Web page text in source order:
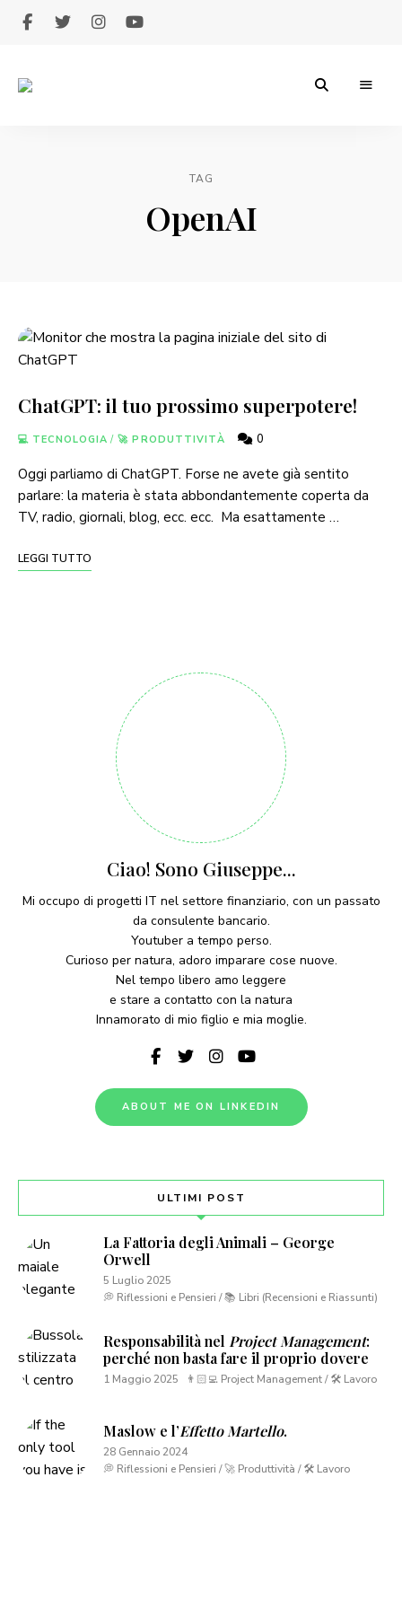
TAG
OpenAI
ChatGPT: il tuo prossimo superpotere!
💻 TECNOLOGIA / 🚀 PRODUTTIVITÀ 0
Oggi parliamo di ChatGPT. Forse ne avete già sentito
parlare: la materia è stata abbondantemente coperta da
TV, radio, giornali, blog, ecc. ecc. Ma esattamente …
LEGGI TUTTO
Ciao! Sono Giuseppe...
Mi occupo di progetti IT nel settore finanziario, con un passato
da consulente bancario.
Youtuber a tempo perso.
Curioso per natura, adoro imparare cose nuove.
Nel tempo libero amo leggere
e stare a contatto con la natura
Innamorato di mio figlio e mia moglie.
ABOUT ME ON LINKEDIN
ULTIMI POST
La Fattoria degli Animali – George
Orwell
5 Luglio 2025
💭 Riflessioni e Pensieri / 📚 Libri (Recensioni e Riassunti)
Responsabilità nel Project Management:
perché non basta fare il proprio dovere
1 Maggio 2025 👨🏻‍💻 Project Management / 🛠 Lavoro
Maslow e l’Effetto Martello.
28 Gennaio 2024
💭 Riflessioni e Pensieri / 🚀 Produttività / 🛠 Lavoro